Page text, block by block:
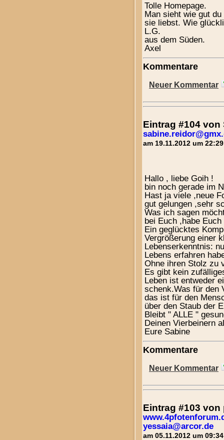
Tolle Homepage.
Man sieht wie gut
sie liebst. Wie
L.G.
aus dem Süden.
Axel
Kommentare
Neuer Kommentar
Eintrag #104
am 19.11.2012 um
Hallo , liebe Goih !
bin noch gerade im
Hast ja viele ,neue
gut gelungen ,sehr
Was ich sagen
bei Euch ,habe
Ein geglücktes
Vergrößerung einer
Lebenserkenntnis:
Lebens erfahren
Ohne ihren Stolz zu
Es gibt kein
Leben ist entweder
schenk.Was für den
das ist für den
über den Staub der
Bleibt " ALLE "
Deinen Vierbeinern
Eure Sabine
Kommentare
Neuer Kommentar
Eintrag #103
yessaia@arcor.de
am 05.11.2012 um